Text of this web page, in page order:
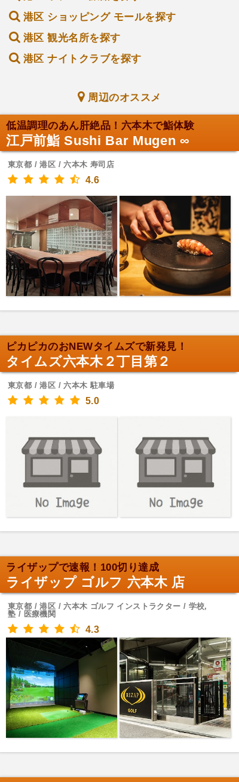
港区 ショッピング モールを探す
港区 観光名所を探す
港区 ナイトクラブを探す
周辺のオススメ
低温調理のあん肝絶品！六本木で鮨体験
江戸前鮨 Sushi Bar Mugen ∞
東京都 / 港区 / 六本木 寿司店
4.6
ピカピカのおNEWタイムズで新発見！
タイムズ六本木２丁目第２
東京都 / 港区 / 六本木 駐車場
5.0
ライザップで速報！100切り達成
ライザップ ゴルフ 六本木 店
東京都 / 港区 / 六本木 ゴルフ インストラクター / 学校,
塾 / 医療機関
4.3